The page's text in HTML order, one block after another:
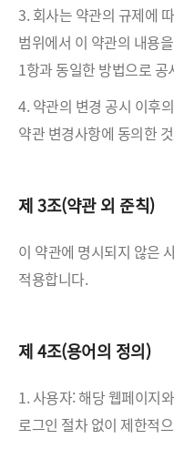
3. 회사는 약관의 규제에
범위에서 이 약관의 내용
1항과 동일한 방법으로
4. 약관의 변경 공시 이후
약관 변경사항에 동의한
제 3조(약관 외 준칙)
이 약관에 명시되지 않은
적용합니다.
제 4조(용어의 정의)
1. 사용자: 해당 웹페이지
로그인 절차 없이 제한적